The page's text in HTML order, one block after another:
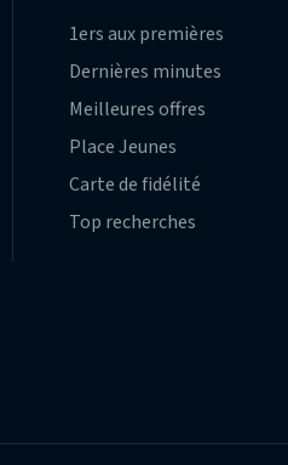
1ers aux premières
Dernières minutes
Meilleures offres
Place Jeunes
Carte de fidélité
Top recherches